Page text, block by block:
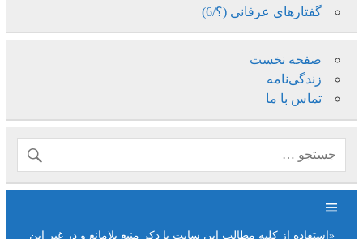
گفتارهای عرفانی (؟/6)
صفحه نخست
زندگی‌نامه
تماس با ما
«استفاده از کلیه مطالب این سایت با ذکر منبع بلامانع و در غیر این